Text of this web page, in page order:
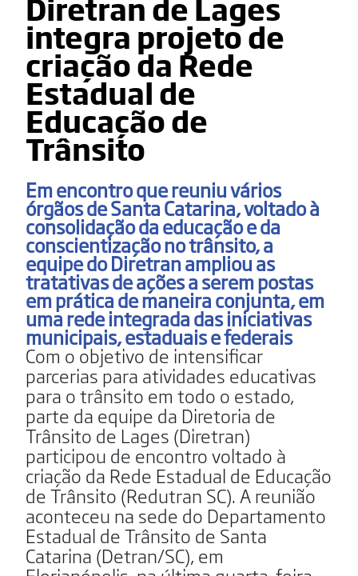
integra projeto de
criação da Rede
Estadual de
Educação de
Trânsito
Em encontro que reuniu vários
órgãos de Santa Catarina, voltado à
consolidação da educação e da
conscientização no trânsito, a
equipe do Diretran ampliou as
tratativas de ações a serem postas
em prática de maneira conjunta, em
uma rede integrada das iniciativas
municipais, estaduais e federais
Com o objetivo de intensificar
parcerias para atividades educativas
para o trânsito em todo o estado,
parte da equipe da Diretoria de
Trânsito de Lages (Diretran)
participou de encontro voltado à
criação da Rede Estadual de Educação
de Trânsito (Redutran SC). A reunião
aconteceu na sede do Departamento
Estadual de Trânsito de Santa
Catarina (Detran/SC), em